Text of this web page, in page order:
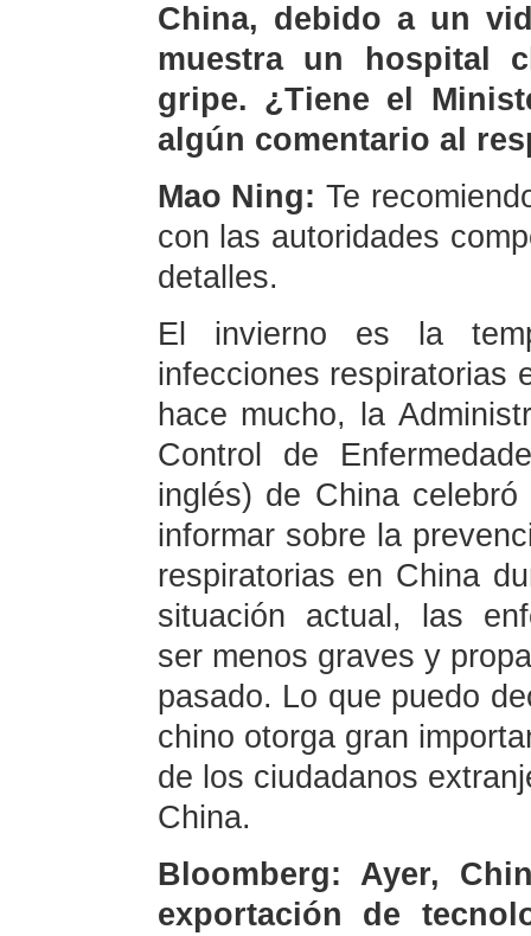
China, debido a un
muestra un hospital
gripe. ¿Tiene el
algún comentario al
Mao Ning:Te
con las autoridades
detalles.
El invierno es la
infecciones respiratorias
hace mucho, la
Control de
inglés) de China
informar sobre la
respiratorias en China
situación actual, las
ser menos graves y
pasado. Lo que puedo
chino otorga gran
de los ciudadanos
China.
Bloomberg: Ayer,
exportación de